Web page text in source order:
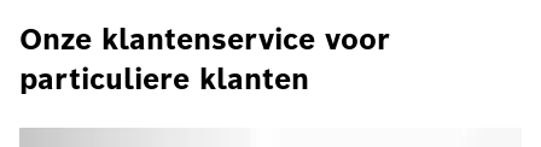
Onze klantenservice voor
particuliere klanten